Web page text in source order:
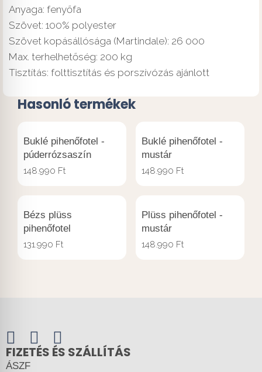
Anyaga: fenyőfa
Szövet: 100% polyester
Szövet kopásállósága (Martindale): 26 000
Max. terhelhetőség: 200 kg
Tisztítás: folttisztítás és porszívózás ajánlott
Hasonló termékek
Buklé pihenőfotel -
púderrózsaszín
148.990 Ft
Buklé pihenőfotel -
mustár
148.990 Ft
Bézs plüss
pihenőfotel
131.990 Ft
Plüss pihenőfotel -
mustár
148.990 Ft
FIZETÉS ÉS SZÁLLÍTÁS
ÁSZF